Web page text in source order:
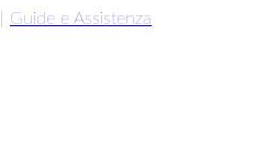
Guide e Assistenza